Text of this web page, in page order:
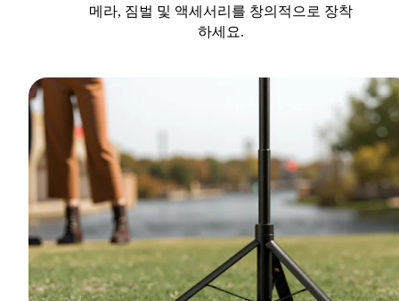
메라, 짐벌 및 액세서리를 창의적으로 장착
하세요.